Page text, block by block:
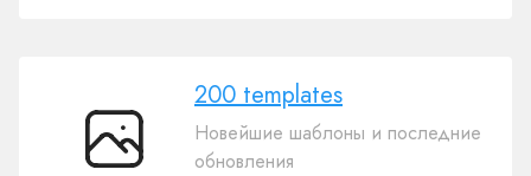
200
200 templates
Новейшие шаблоны и последние
обновления